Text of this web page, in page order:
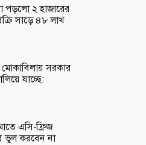
পড়লো ২ হাজারের
সাড়ে ৪৮ লাখ
মোকাবিলায় সরকার
যাচ্ছে:
এসি-ফ্রিজ
ভুল করবেন না